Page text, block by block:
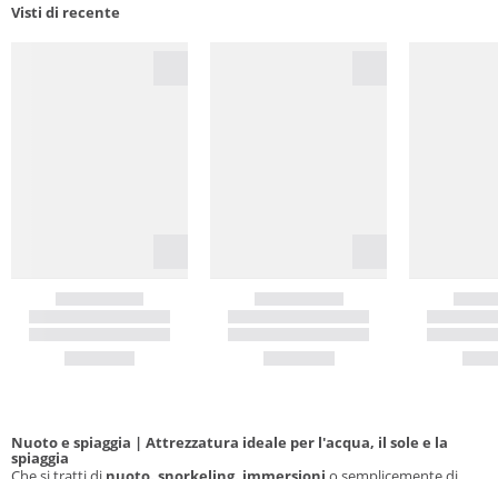
Visti di recente
Nuoto e spiaggia | Attrezzatura ideale per l'acqua, il sole e la
spiaggia